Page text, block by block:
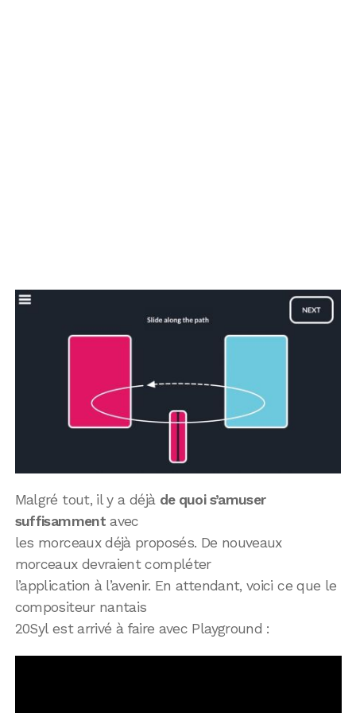
Malgré tout, il y a déjà de quoi s’amuser
suffisammentavec
les morceaux déjà proposés. De nouveaux
morceaux devraient compléter
l’application à l’avenir. En attendant, voici ce que le
compositeur nantais
20Syl est arrivé à faire avec Playground :